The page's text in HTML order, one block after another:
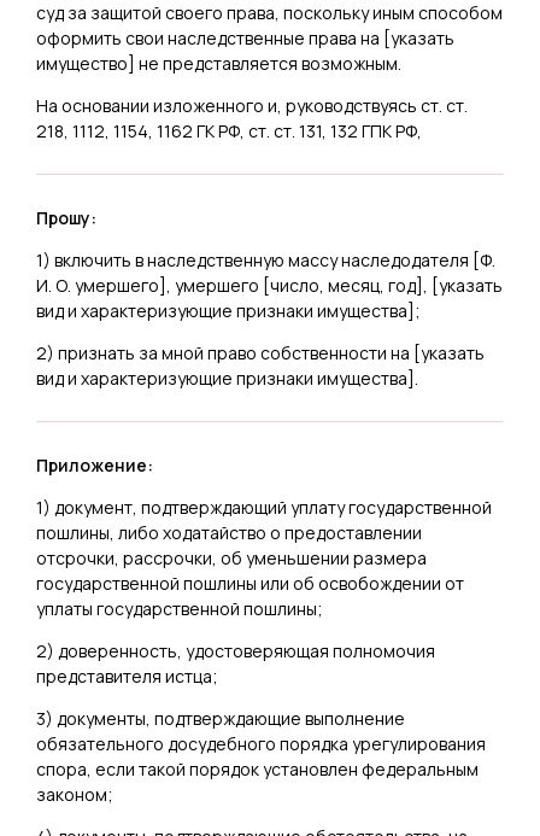
суд за защитой своего права, поскольку иным способом
оформить свои наследственные права на [указать
имущество] не представляется возможным.
На основании изложенного и, руководствуясь ст. ст.
218, 1112, 1154, 1162 ГК РФ, ст. ст. 131, 132 ГПК РФ,
Прошу:
1) включить в наследственную массу наследодателя [Ф.
И. О. умершего], умершего [число, месяц, год], [указать
вид и характеризующие признаки имущества];
2) признать за мной право собственности на [указать
вид и характеризующие признаки имущества].
Приложение:
1) документ, подтверждающий уплату государственной
пошлины, либо ходатайство о предоставлении
отсрочки, рассрочки, об уменьшении размера
государственной пошлины или об освобождении от
уплаты государственной пошлины;
2) доверенность, удостоверяющая полномочия
представителя истца;
3) документы, подтверждающие выполнение
обязательного досудебного порядка урегулирования
спора, если такой порядок установлен федеральным
законом;